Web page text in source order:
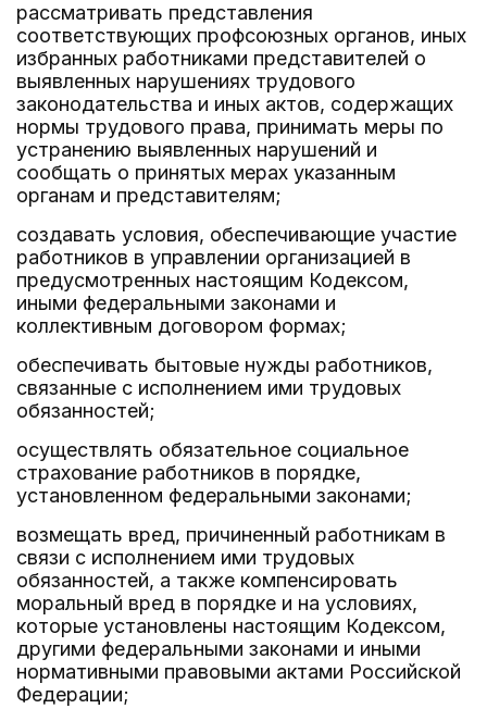
рассматривать представления
соответствующих профсоюзных органов, иных
избранных работниками представителей о
выявленных нарушениях трудового
законодательства и иных актов, содержащих
нормы трудового права, принимать меры по
устранению выявленных нарушений и
сообщать о принятых мерах указанным
органам и представителям;
создавать условия, обеспечивающие участие
работников в управлении организацией в
предусмотренных настоящим Кодексом,
иными федеральными законами и
коллективным договором формах;
обеспечивать бытовые нужды работников,
связанные с исполнением ими трудовых
обязанностей;
осуществлять обязательное социальное
страхование работников в порядке,
установленном федеральными законами;
возмещать вред, причиненный работникам в
связи с исполнением ими трудовых
обязанностей, а также компенсировать
моральный вред в порядке и на условиях,
которые установлены настоящим Кодексом,
другими федеральными законами и иными
нормативными правовыми актами Российской
Федерации;